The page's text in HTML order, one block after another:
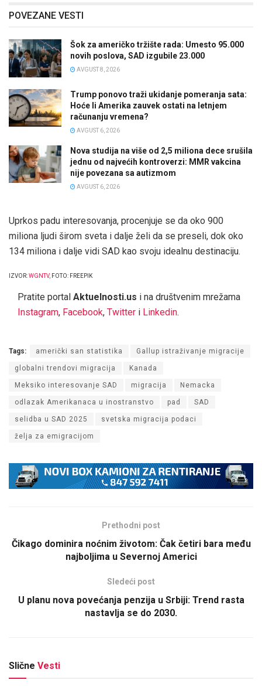
POVEZANE VESTI
Šok za američko tržište rada: Umesto 95.000
novih poslova, SAD izgubile 23.000
AVGUST 8, 2026
Trump ponovo traži ukidanje pomeranja sata:
Hoće li Amerika zauvek ostati na letnjem
računanju vremena?
AVGUST 6, 2026
Nova studija na više od 2,5 miliona dece srušila
jednu od najvećih kontroverzi: MMR vakcina
nije povezana sa autizmom
AVGUST 6, 2026
Uprkos padu interesovanja, procenjuje se da oko 900
miliona ljudi širom sveta i dalje želi da se preseli, dok oko
134 miliona i dalje vidi SAD kao svoju idealnu destinaciju.
IZVOR:WGNTV, FOTO: FREEPIK
Pratite portal Aktuelnosti.us i na društvenim mrežama
Instagram, Facebook, Twitter i Linkedin.
Tags: američki san statistika Gallup istraživanje migracije
globalni trendovi migracija Kanada
Meksiko interesovanje SAD migracija Nemacka
odlazak Amerikanaca u inostranstvo pad SAD
selidba u SAD 2025 svetska migracija podaci
želja za emigracijom
Prethodni post
Čikago dominira noćnim životom: Čak četiri bara među
najboljima u Severnoj Americi
Sledeći post
U planu nova povećanja penzija u Srbiji: Trend rasta
nastavlja se do 2030.
Slične Vesti